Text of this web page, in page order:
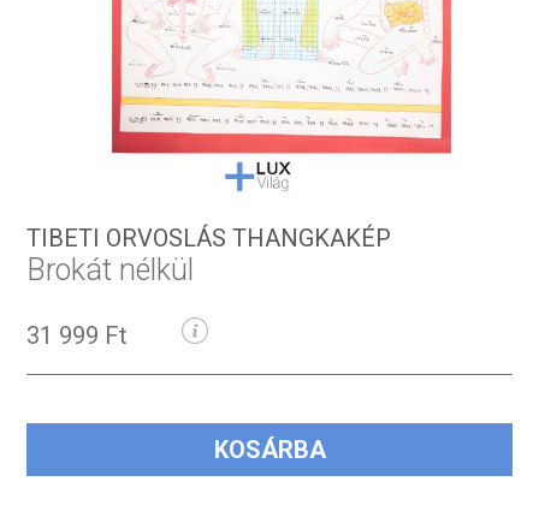
TIBETI ORVOSLÁS THANGKAKÉP
Brokát nélkül
31 999 Ft
KOSÁRBA